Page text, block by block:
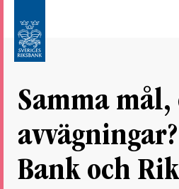
direkt
undersidor
Samma
Bank och